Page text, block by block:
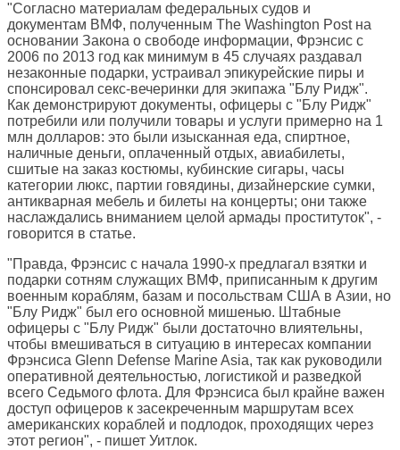
"Согласно материалам федеральных судов и
документам ВМФ, полученным The Washington Post на
основании Закона о свободе информации, Фрэнсис с
2006 по 2013 год как минимум в 45 случаях раздавал
незаконные подарки, устраивал эпикурейские пиры и
спонсировал секс-вечеринки для экипажа "Блу Ридж".
Как демонстрируют документы, офицеры с "Блу Ридж"
потребили или получили товары и услуги примерно на 1
млн долларов: это были изысканная еда, спиртное,
наличные деньги, оплаченный отдых, авиабилеты,
сшитые на заказ костюмы, кубинские сигары, часы
категории люкс, партии говядины, дизайнерские сумки,
антикварная мебель и билеты на концерты; они также
наслаждались вниманием целой армады проституток", -
говорится в статье.
"Правда, Фрэнсис с начала 1990-х предлагал взятки и
подарки сотням служащих ВМФ, приписанным к другим
военным кораблям, базам и посольствам США в Азии, но
"Блу Ридж" был его основной мишенью. Штабные
офицеры с "Блу Ридж" были достаточно влиятельны,
чтобы вмешиваться в ситуацию в интересах компании
Фрэнсиса Glenn Defense Marine Asia, так как руководили
оперативной деятельностью, логистикой и разведкой
всего Седьмого флота. Для Фрэнсиса был крайне важен
доступ офицеров к засекреченным маршрутам всех
американских кораблей и подлодок, проходящих через
этот регион", - пишет Уитлок.